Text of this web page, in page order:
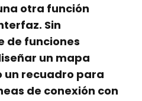
otra función
Sin
de funciones
un mapa
un recuadro para
de conexión con